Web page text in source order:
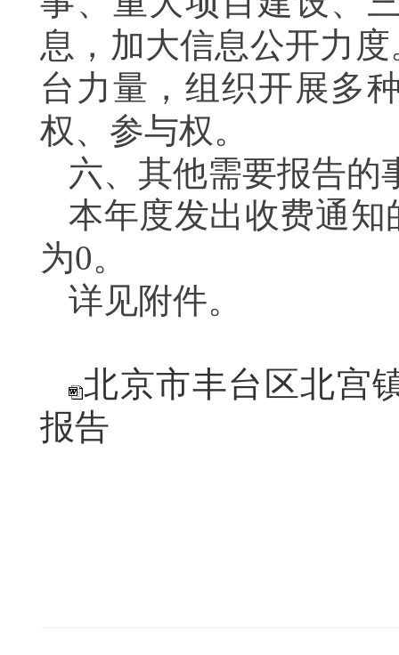
息， 加大信息公开力
台力量，组织开展多
权、参与权。
六、其他需要报告的
本年度发出收费通
为0。
详见附件。
北京市丰台区北宫
报告